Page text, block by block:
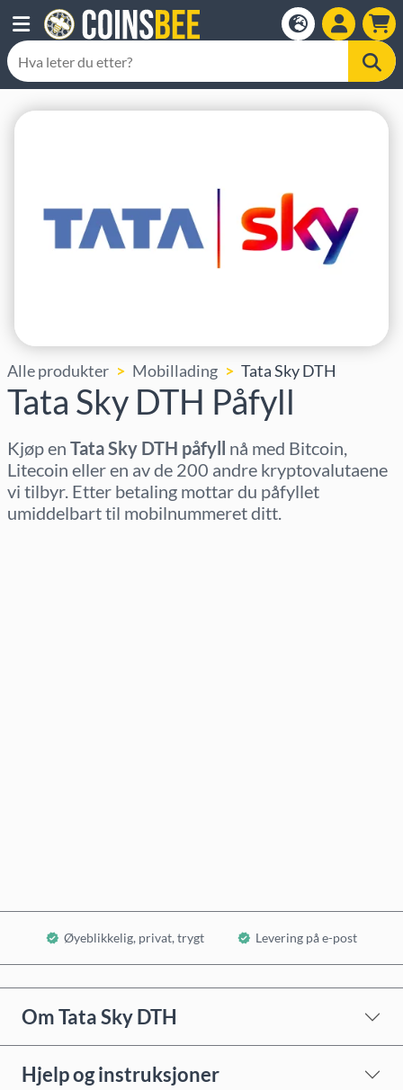
Alle produkter Mobillading Tata Sky DTH
Tata Sky DTH Påfyll
Kjøp en Tata Sky DTH påfyll
nå med Bitcoin,
Litecoin eller en av de 200 andre kryptovalutaene
vi tilbyr. Etter betaling mottar du påfyllet
umiddelbart til mobilnummeret ditt.
Øyeblikkelig, privat, trygt Levering på e-post
Om Tata Sky DTH
Hjelp og instruksjoner